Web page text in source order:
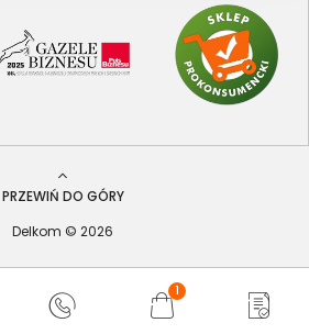
1
PRZEWIŃ DO GÓRY
Delkom © 2026